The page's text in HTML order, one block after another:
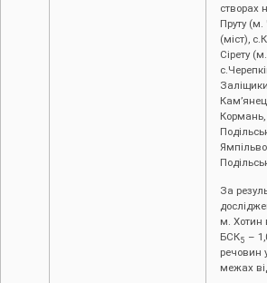
створах
Пруту (м.
(міст),
Сірету
За
м. Хотин
БСК5 –
речовин
межах